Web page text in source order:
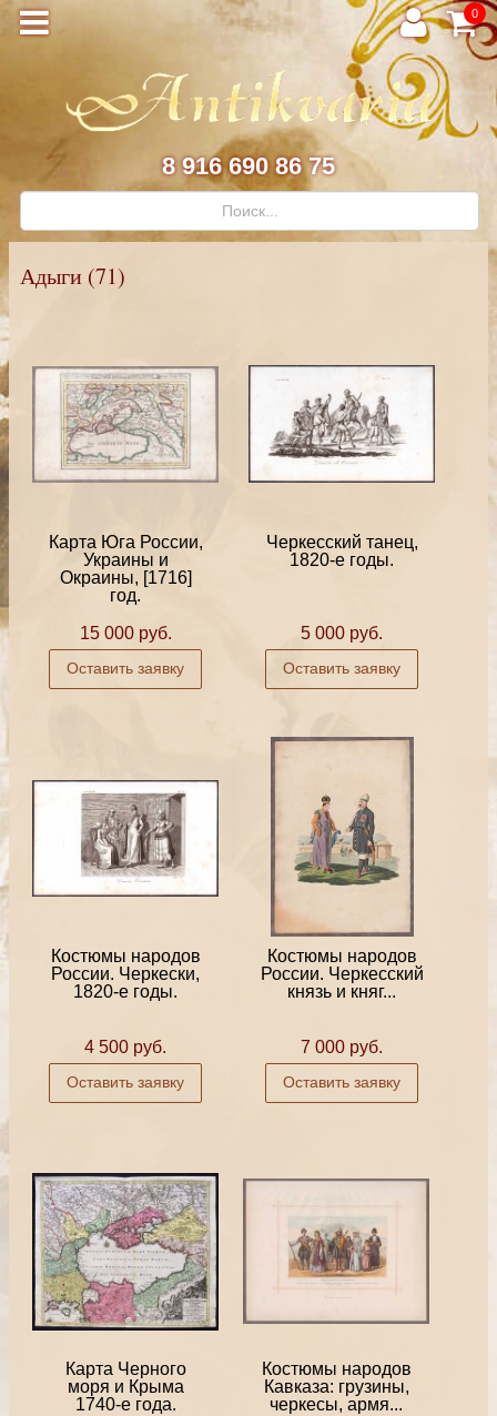
0
8 916 690 86 75
Адыги (71)
Карта Юга России,
Украины и
Окраины, [1716]
год.
15 000 руб.
Оставить заявку
Черкесский танец,
1820-е годы.
5 000 руб.
Оставить заявку
Костюмы народов
России. Черкески,
1820-е годы.
4 500 руб.
Оставить заявку
Костюмы народов
России. Черкесский
князь и княг...
7 000 руб.
Оставить заявку
Карта Черного
моря и Крыма
1740-е года.
Костюмы народов
Кавказа: грузины,
черкесы, армя...